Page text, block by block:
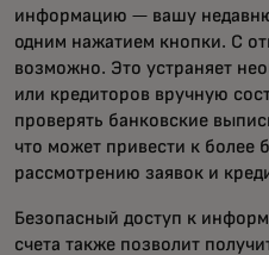
информацию — вашу
одним нажатием кнопки. С
возможно. Это устраняет
или кредиторов вручную
проверять банковские
что может привести к
рассмотрению заявок и
Безопасный доступ к
счета также позволит